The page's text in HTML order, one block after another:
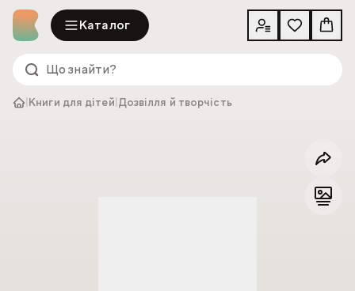
Каталог
Книги для дітей Дозвілля й творчість